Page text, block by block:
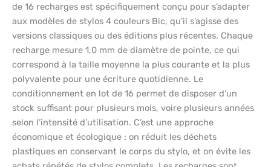
de 16 recharges est spécifiquement conçu pour s’adapter
aux modèles de stylos 4 couleurs Bic, qu’il s’agisse des
versions classiques ou des éditions plus récentes. Chaque
recharge mesure 1,0 mm de diamètre de pointe, ce qui
correspond à la taille moyenne la plus courante et la plus
polyvalente pour une écriture quotidienne. Le
conditionnement en lot de 16 permet de disposer d’un
stock suffisant pour plusieurs mois, voire plusieurs années
selon l’intensité d’utilisation. C’est une approche
économique et écologique : on réduit les déchets
plastiques en conservant le corps du stylo, et on évite les